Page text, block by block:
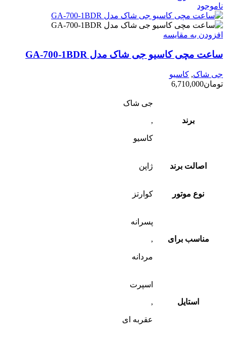
ناموجود
افزودن به مقایسه
ساعت مچی کاسیو جی شاک مدل GA-700-1BDR
جی شاک, کاسیو
تومان6,710,000
برند
جی شاک
,
کاسیو
اصالت برند ژاپن
نوع موتور کوارتز
مناسب برای
پسرانه
,
مردانه
استایل
اسپرت
,
عقربه ای